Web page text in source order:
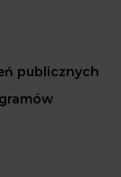
publicznych